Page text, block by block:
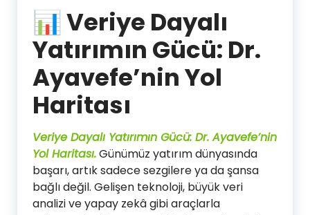
📊 Veriye Dayalı
Yatırımın Gücü: Dr.
Ayavefe’nin Yol
Haritası
Veriye Dayalı Yatırımın Gücü: Dr. Ayavefe’nin
Yol Haritası.Günümüz yatırım dünyasında
başarı, artık sadece sezgilere ya da şansa
bağlı değil. Gelişen teknoloji, büyük veri
analizi ve yapay zekâ gibi araçlarla